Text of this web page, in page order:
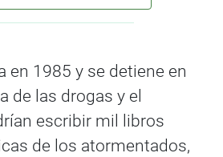
en 1985 y se detiene en
de las drogas y el
escribir mil libros
de los atormentados,